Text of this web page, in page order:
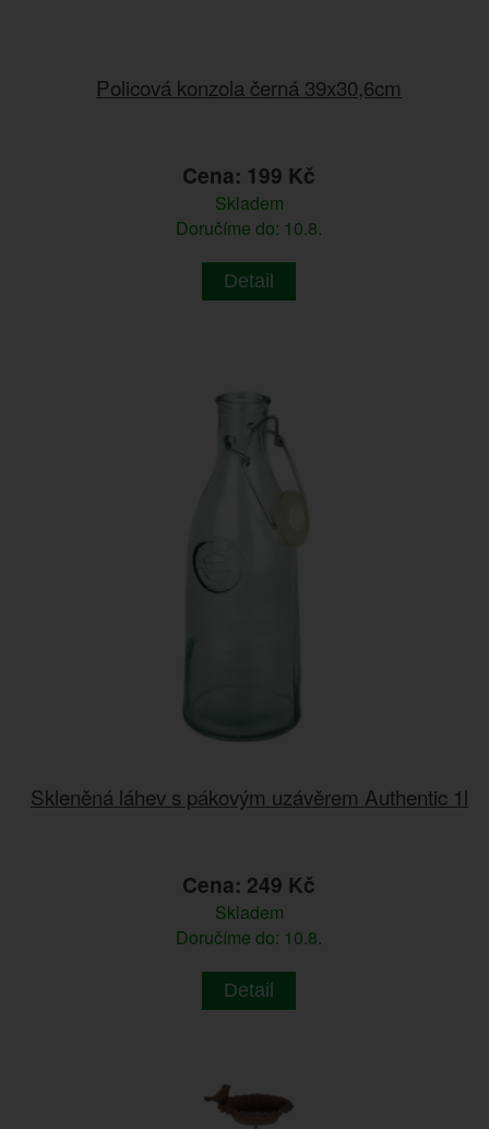
Policová konzola černá 39x30,6cm
Cena: 199 Kč
Skladem
Doručíme do: 10.8.
Detail
Skleněná láhev s pákovým uzávěrem Authentic 1l
Cena: 249 Kč
Skladem
Doručíme do: 10.8.
Detail